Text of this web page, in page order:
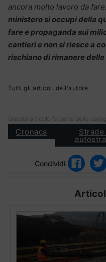
ancora molto lavoro da fare.
ministero si occupi della
fare e propaganda sui
cantieri e non si riesce a
rischiano di rimanere
Tutti gli articoli dell'autore
Questo articolo fa parte delle
Cronaca Strade
Condividi